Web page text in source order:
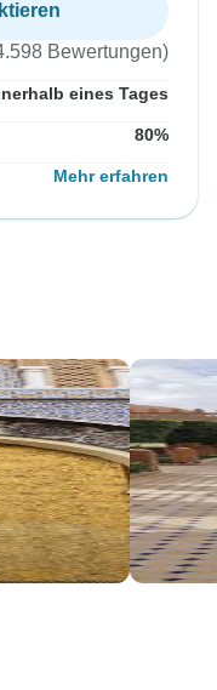
Bewertungen)
eines Tages
80%
Mehr erfahren